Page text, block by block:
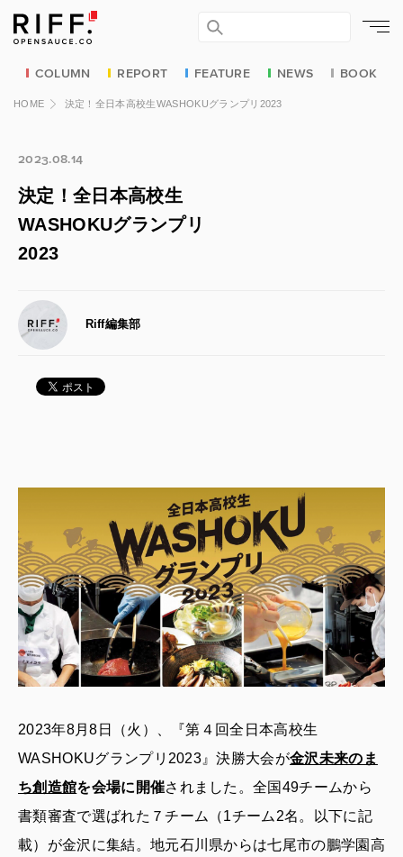
COLUMN REPORT FEATURE NEWS BOOK
HOME 決定！全日本高校生WASHOKUグランプリ2023
2023.08.14
決定！全日本高校生
WASHOKUグランプリ
2023
Riff編集部
2023年8月8日（火）、『第４回全日本高校生
WASHOKUグランプリ2023』決勝大会が金沢未来のま
ち創造館を会場に開催されました。全国49チームから
書類審査で選ばれた７チーム（1チーム2名。以下に記
載）が金沢に集結。地元石川県からは七尾市の鵬学園高